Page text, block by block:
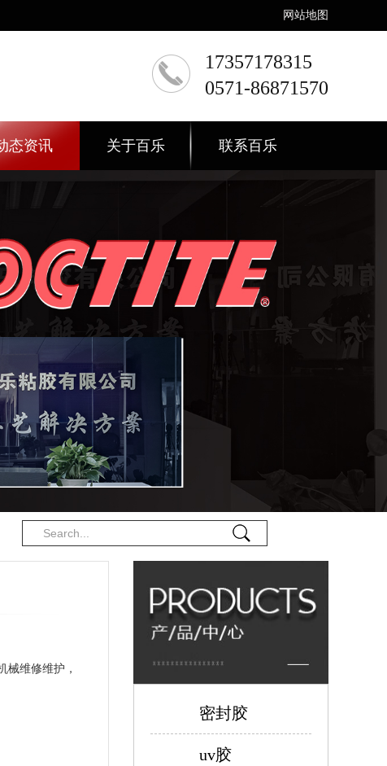
网站地图
17357178315
0571-86871570
态资讯 关于百乐 联系百乐
械维修维护，
密封胶
uv胶